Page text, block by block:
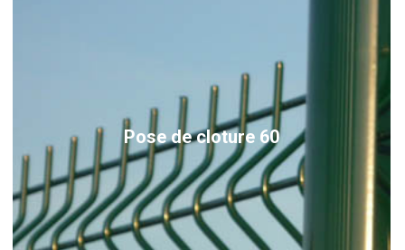
Pose de cloture 60